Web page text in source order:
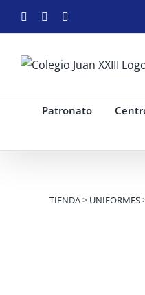
Saltar FacebookInstagram
Patronato
TIENDA> UNIFORMES